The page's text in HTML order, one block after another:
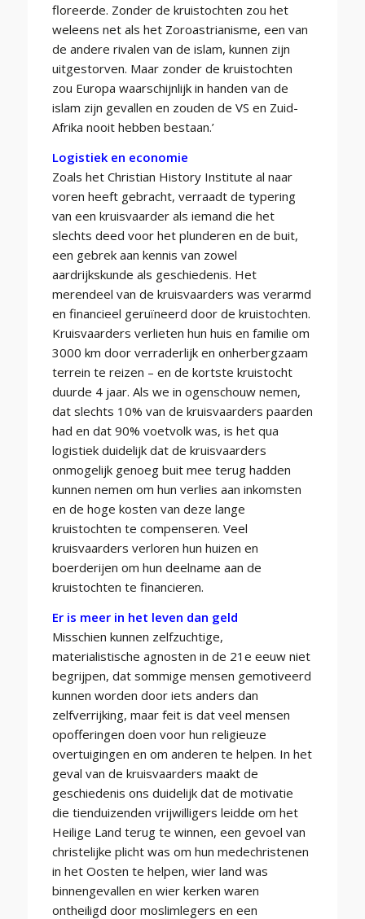
floreerde. Zonder de kruistochten zou het
weleens net als het Zoroastrianisme, een van
de andere rivalen van de islam, kunnen zijn
uitgestorven. Maar zonder de kruistochten
zou Europa waarschijnlijk in handen van de
islam zijn gevallen en zouden de VS en Zuid-
Afrika nooit hebben bestaan.’
Logistiek en economie
Zoals het Christian History Institute al naar
voren heeft gebracht, verraadt de typering
van een kruisvaarder als iemand die het
slechts deed voor het plunderen en de buit,
een gebrek aan kennis van zowel
aardrijkskunde als geschiedenis. Het
merendeel van de kruisvaarders was verarmd
en financieel geruïneerd door de kruistochten.
Kruisvaarders verlieten hun huis en familie om
3000 km door verraderlijk en onherbergzaam
terrein te reizen – en de kortste kruistocht
duurde 4 jaar. Als we in ogenschouw nemen,
dat slechts 10% van de kruisvaarders paarden
had en dat 90% voetvolk was, is het qua
logistiek duidelijk dat de kruisvaarders
onmogelijk genoeg buit mee terug hadden
kunnen nemen om hun verlies aan inkomsten
en de hoge kosten van deze lange
kruistochten te compenseren. Veel
kruisvaarders verloren hun huizen en
boerderijen om hun deelname aan de
kruistochten te financieren.
Er is meer in het leven dan geld
Misschien kunnen zelfzuchtige,
materialistische agnosten in de 21e eeuw niet
begrijpen, dat sommige mensen gemotiveerd
kunnen worden door iets anders dan
zelfverrijking, maar feit is dat veel mensen
opofferingen doen voor hun religieuze
overtuigingen en om anderen te helpen. In het
geval van de kruisvaarders maakt de
geschiedenis ons duidelijk dat de motivatie
die tienduizenden vrijwilligers leidde om het
Heilige Land terug te winnen, een gevoel van
christelijke plicht was om hun medechristenen
in het Oosten te helpen, wier land was
binnengevallen en wier kerken waren
ontheiligd door moslimlegers en een